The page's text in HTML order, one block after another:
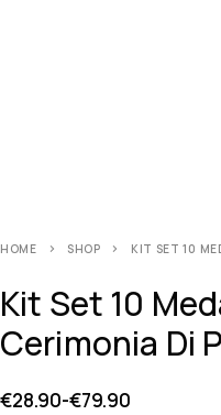
HOME SHOP KIT SET 10
Kit Set 10
Cerimonia Di
€28.90-€79.90